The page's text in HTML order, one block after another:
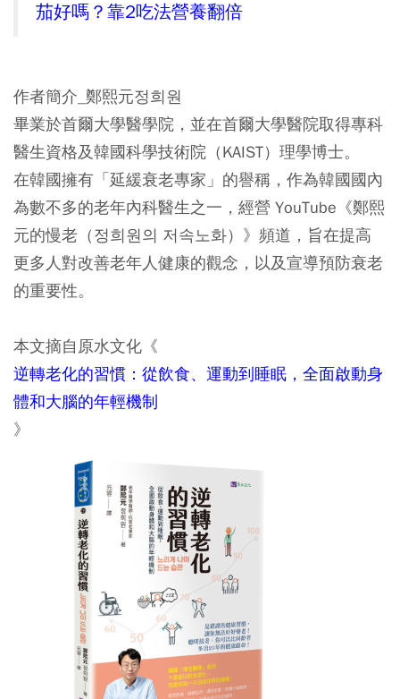
茄好嗎？靠2吃法營養翻倍
作者簡介_鄭熙元정희원
畢業於首爾大學醫學院，並在首爾大學醫院取得專科
醫生資格及韓國科學技術院（KAIST）理學博士。
在韓國擁有「延緩衰老專家」的譽稱，作為韓國國內
為數不多的老年內科醫生之一，經營 YouTube《鄭熙
元的慢老（정희원의 저속노화）》頻道，旨在提高
更多人對改善老年人健康的觀念，以及宣導預防衰老
的重要性。
本文摘自原水文化《
逆轉老化的習慣：從飲食、運動到睡眠，全面啟動身
體和大腦的年輕機制
》